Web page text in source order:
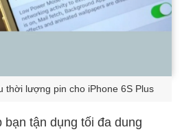
thời lượng pin cho iPhone 6S Plus
bạn tận dụng tối đa dung